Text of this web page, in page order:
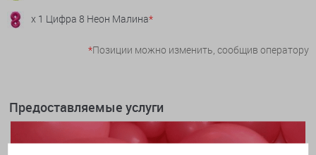
x 1 Цифра 8 Неон Малина*
*Позиции можно изменить, сообщив оператору
Предоставляемые услуги